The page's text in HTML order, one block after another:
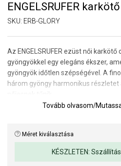
ENGELSRUFER
SKU: ERB-GLORY
Az ENGELSRUFER ezüst női
gyöngyökkel egy elegáns ékszer,
gyöngyök időtlen szépségével. A
három gyöngy harmonikus
nőiesnek tűnik.
A csúszókapocs lehetővé teszi a
karkötő gyönyörű kiegészítő a
Karkötő hossza: maximum 24 cm.
Tovább olvasom/
Méret kiválasztása
KÉSZLETEN: